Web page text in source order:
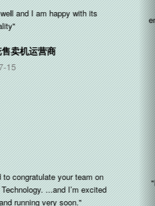
gut zu einrichten, Software ist gut
easy to set up and the software is
developed)"
的售货机运营商
02-26
app. I like vendron app, Your
doing great. "